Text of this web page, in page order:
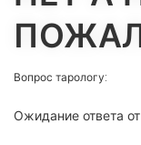
Вопрос тарологу:
Ожидание ответа